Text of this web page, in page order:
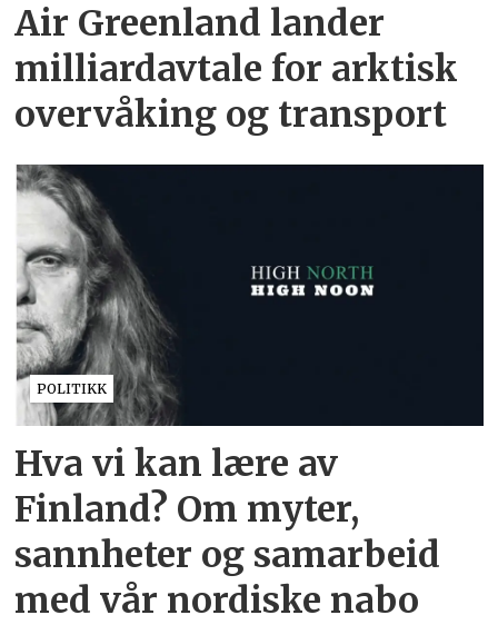
Air Greenland lander
milliardavtale for arktisk
overvåking og transport
POLITIKK
Hva vi kan lære av
Finland? Om myter,
sannheter og samarbeid
med vår nordiske nabo